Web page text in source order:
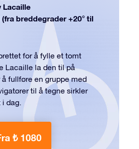
Lacaille
breddegrader +20° til
for å fylle et tomt
Lacaille la den til på
fullføre en gruppe med
til å tegne sirkler
i dag.
₺ 1080